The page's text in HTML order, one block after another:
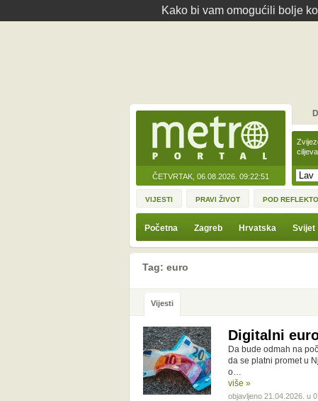
Kako bi vam omogućili bolje
ČETVRTAK, 06.08.2026. 09:22:51
VIJESTI PRAVI ŽIVOT POD
Početna Zagreb Hrvatska Svijet
Tag: euro
Vijesti
Digitalni
Da bude odmah na
da se platni promet u
o…
više »
objavljeno 21.04.2026. u